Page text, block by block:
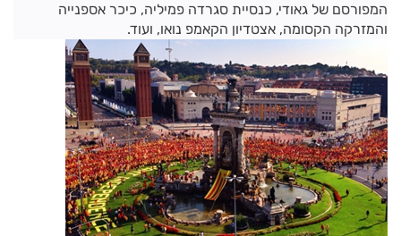
המפורסם של גאודי, כנסיית סגרדה פמיליה, כיכר אספנייה
והמזרקה הקסומה, אצטדיון הקאמפ נואו, ועוד.